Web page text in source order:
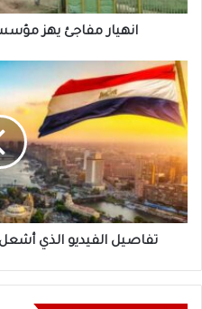
انهيار مفاجئ يهز
تفاصيل
الفيديو
الذي
أشعل
الجدل
بين
مصر
والسودان
تفاصيل الفيديو الذي